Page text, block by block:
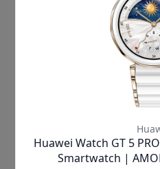
GLONASS, Galileo,
so sind Sie immer
beim Joggen im
oder auf Reisen –
und robust durch
IP68-
Wasser und Staub
somit auch